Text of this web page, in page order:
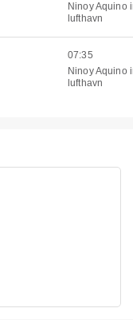
Ninoy Aquino
lufthavn
07:35
Ninoy Aquino
lufthavn